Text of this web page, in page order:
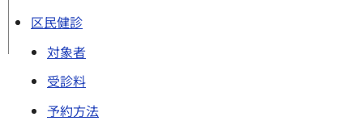
区民健診
対象者
受診料
予約方法